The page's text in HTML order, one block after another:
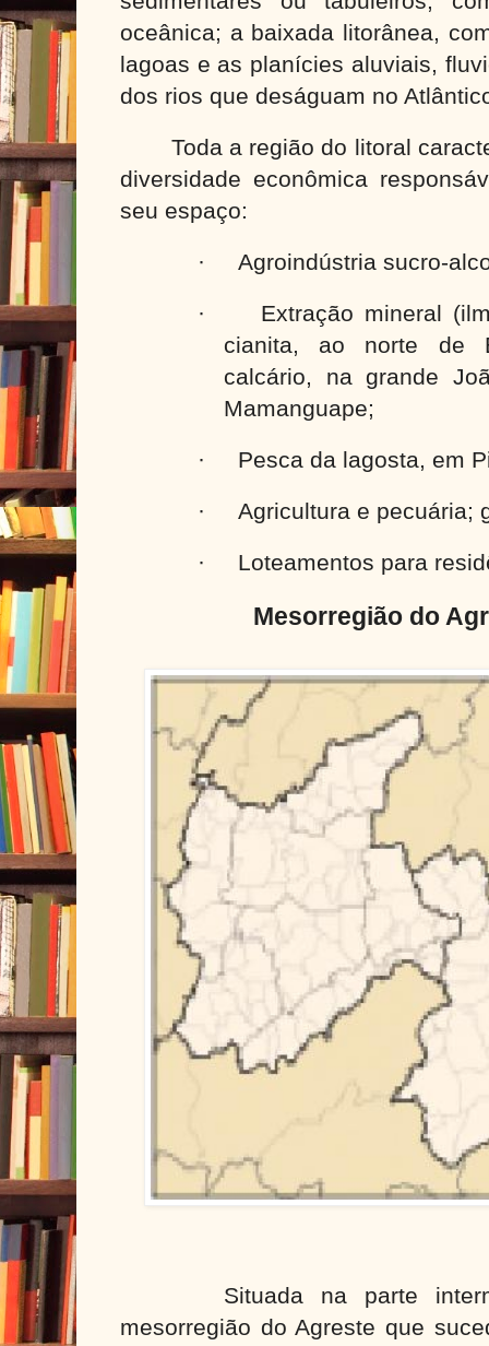
oceânica; a baixada litorânea,
lagoas e as planícies aluviais,
dos rios que deságuam no
Toda a região do litoral
diversidade econômica
seu espaço:
·
Agroindústria sucro-
·
Extração mineral
cianita, ao norte de
calcário, na grande
Mamanguape;
·
Pesca da lagosta, em
·
Agricultura e pecuária;
·
Loteamentos para
Mesorregião do
Situada na parte
mesorregião do Agreste que